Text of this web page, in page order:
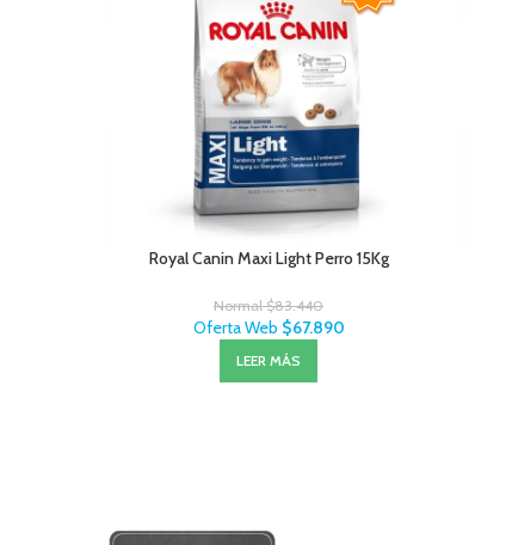
Royal Canin Maxi Light Perro 15Kg
Normal$83.440
Oferta Web $67.890
LEER MÁS